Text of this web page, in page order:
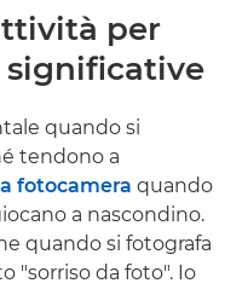
per
quando si
tendono a
fotocamera quando
a nascondino.
quando si fotografa
"sorriso da foto". Io